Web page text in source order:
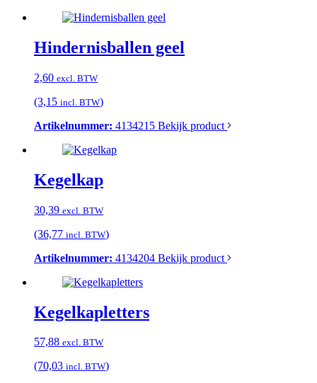
Hindernisballen geel
2,60 excl. BTW
(3,15 incl. BTW)
Artikelnummer: 4134215 Bekijk product
Kegelkap
30,39 excl. BTW
(36,77 incl. BTW)
Artikelnummer: 4134204 Bekijk product
Kegelkapletters
57,88 excl. BTW
(70,03 incl. BTW)